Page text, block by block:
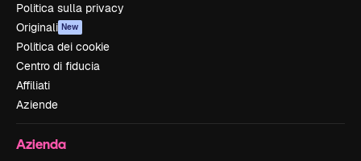
Politica sulla privacy
Originali New
Politica dei cookie
Centro di fiducia
Affiliati
Aziende
Azienda